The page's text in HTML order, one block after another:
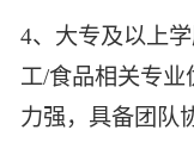
4、大专及以上
工/食品相关专
力强，具备团队